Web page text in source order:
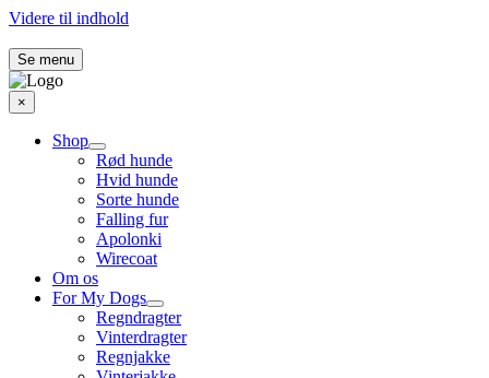
Videre til indhold
Se menu
×
Shop
Rød hunde
Hvid hunde
Sorte hunde
Falling fur
Apolonki
Wirecoat
Om os
For My Dogs
Regndragter
Vinterdragter
Regnjakke